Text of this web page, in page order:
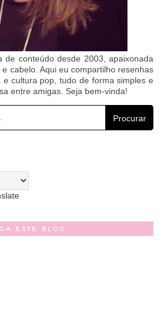
de conteúdo desde 2003, apaixonada
cabelo. Aqui eu compartilho resenhas
e cultura pop, tudo de forma simples e
entre amigas. Seja bem-vinda!
Procurar
ESTE BLOG